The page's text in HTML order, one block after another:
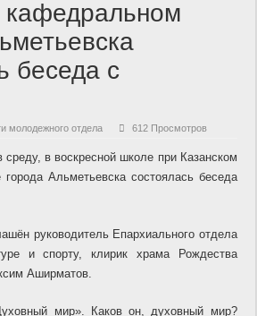
кафедральном
беседа с
молодежного отдела 612 Просмотров
среду, в воскресной школе при Казанском
Альметьевска состоялась беседа
руководитель Епархиального отдела
и спорту, клирик храма Рождества
Аширматов.
мир». Каков он, духовный мир?